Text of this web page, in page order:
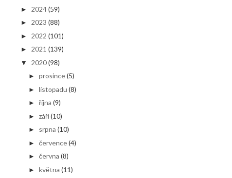
► 2024 (59)
► 2023 (88)
► 2022 (101)
► 2021 (139)
▼ 2020 (98)
►prosince(5)
►listopadu (8)
►října (9)
►září(10)
► srpna (10)
►července(4)
►června (8)
►května (11)